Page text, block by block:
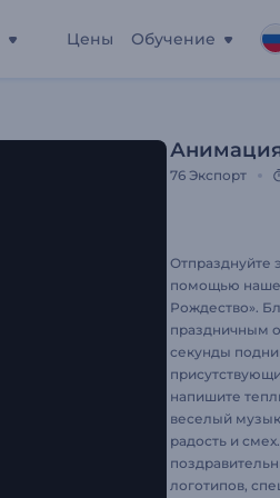
Цены Обучение
76 Экспорт
Отпразднуйте
помощью
Рождество».
праздничным
секунды
напишите
веселый
радость и
логотипов,